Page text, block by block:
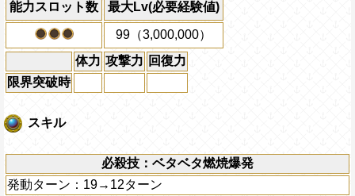
能力スロット数 最大Lv(必要経験値)
99（3,000,000）
体力 攻撃力 回復力
限界突破時
スキル
必殺技：ベタベタ燃焼爆発
発動ターン：19→12ターン